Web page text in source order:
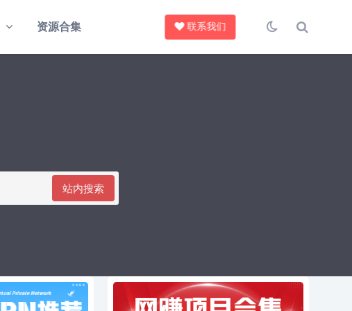
资源合集 联系我们
站内搜索